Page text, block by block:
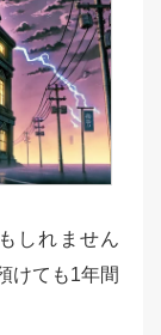
しれません
けても1年間